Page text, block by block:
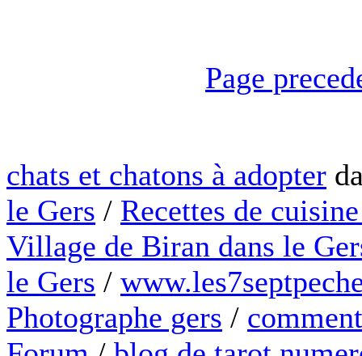
Page
chats et chatons à adopter
le Gers / Recettes de
Village de Biran dans le
le Gers /
Photographe gers /